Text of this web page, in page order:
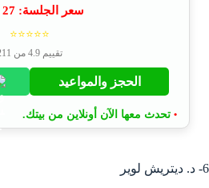
سعر الجلسة: 27
⭐⭐⭐⭐⭐
تقييم 4.9 من 211
الحجز والمواعيد
• تحدث معها الآن أونلاين من بيتك.
6- د. ديتريش لوير